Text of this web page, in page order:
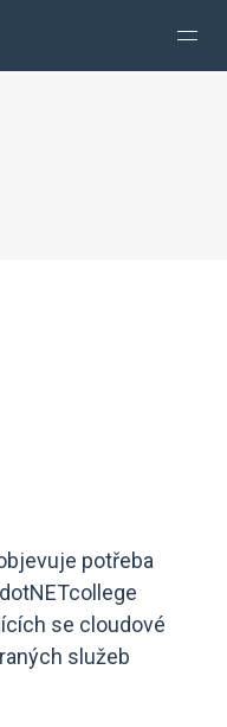
potřeba
se cloudové
služeb